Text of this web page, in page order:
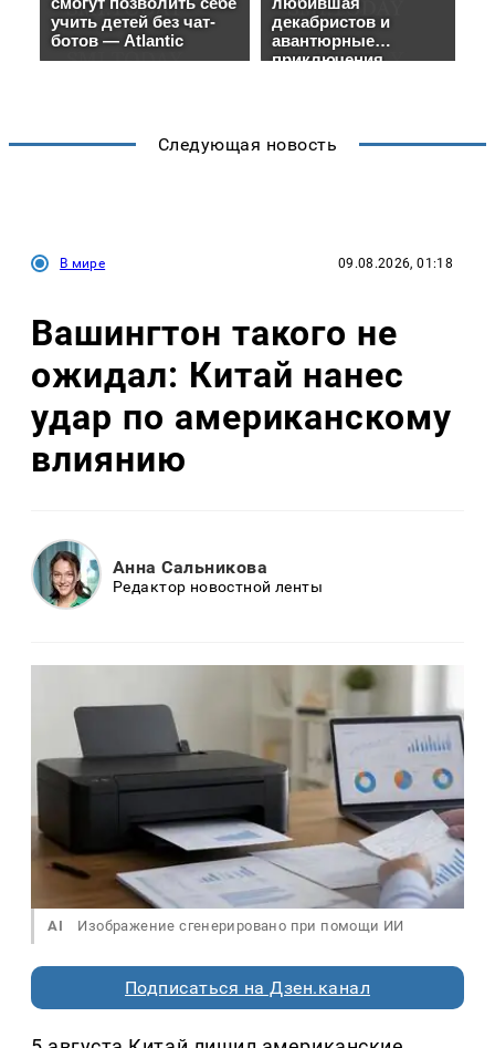
Следующая новость
В мире 09.08.2026, 01:18
Вашингтон такого не
ожидал: Китай нанес
удар по американскому
влиянию
Анна Сальникова
Редактор новостной ленты
AI Изображение сгенерировано при помощи ИИ
Подписаться на Дзен.канал